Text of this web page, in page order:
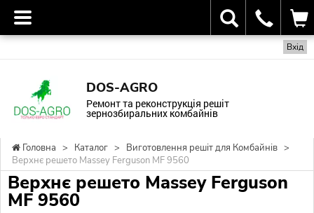
Вхід
DOS-AGRO
Ремонт та реконструкція решіт
зернозбиральних комбайнів
Головна > Каталог > Виготовлення решіт для Комбайнів >
Верхнє решето Massey Ferguson MF 9560
Верхнє решето Massey Ferguson
MF 9560